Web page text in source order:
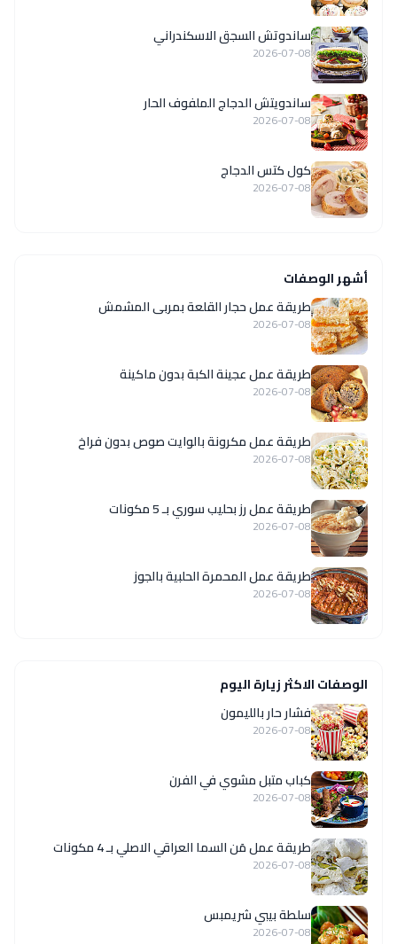
ساندوتش السجق الاسكندراني
2026-07-08
ساندويتش الدجاج الملفوف الحار
2026-07-08
كول كتس الدجاج
2026-07-08
أشهر الوصفات
طريقة عمل حجار القلعة بمربى المشمش
2026-07-08
طريقة عمل عجينة الكبة بدون ماكينة
2026-07-08
طريقة عمل مكرونة بالوايت صوص بدون فراخ
2026-07-08
طريقة عمل رز بحليب سوري بـ 5 مكونات
2026-07-08
طريقة عمل المحمرة الحلبية بالجوز
2026-07-08
الوصفات الاكثر زيارة اليوم
فشار حار بالليمون
2026-07-08
كباب متبل مشوي في الفرن
2026-07-08
طريقة عمل مَن السما العراقي الاصلي بـ 4 مكونات
2026-07-08
سلطة بيبي شريمبس
2026-07-08